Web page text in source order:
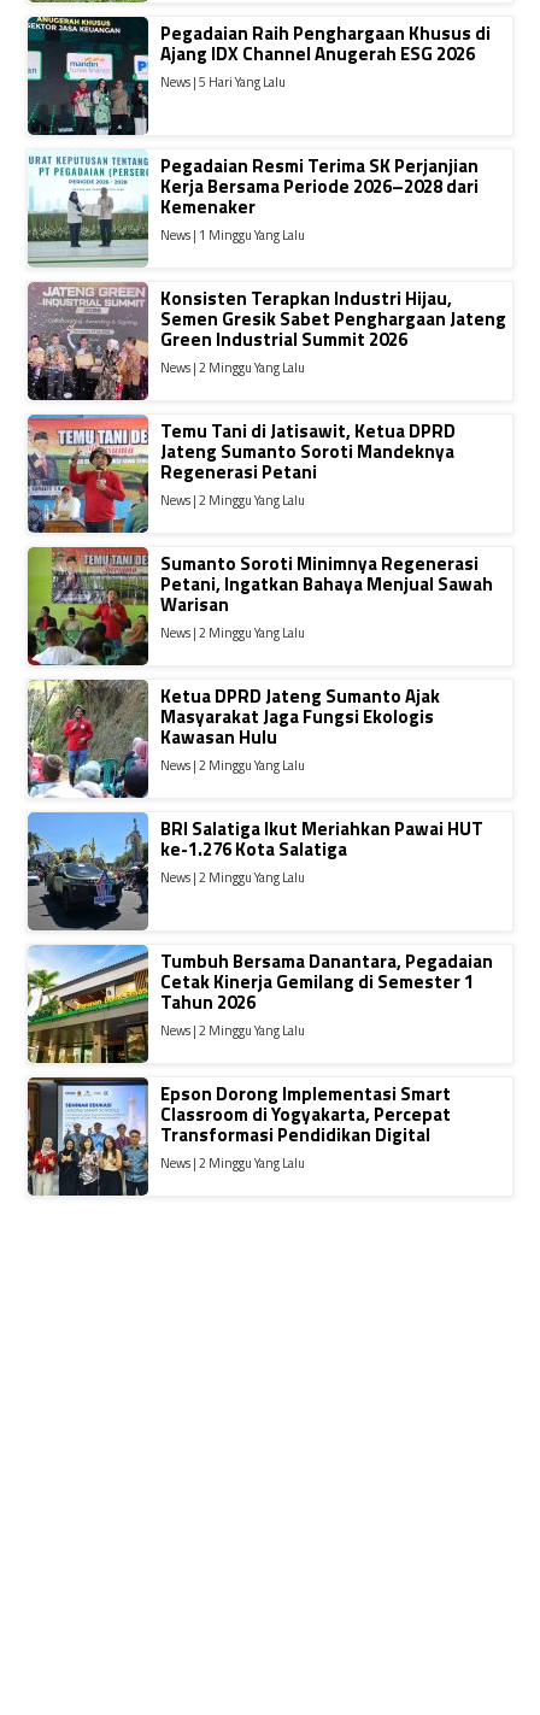
Pegadaian Raih Penghargaan Khusus di
Ajang IDX Channel Anugerah ESG 2026
News | 5 Hari Yang Lalu
Pegadaian Resmi Terima SK Perjanjian
Kerja Bersama Periode 2026–2028 dari
Kemenaker
News | 1 Minggu Yang Lalu
Konsisten Terapkan Industri Hijau,
Semen Gresik Sabet Penghargaan Jateng
Green Industrial Summit 2026
News | 2 Minggu Yang Lalu
Temu Tani di Jatisawit, Ketua DPRD
Jateng Sumanto Soroti Mandeknya
Regenerasi Petani
News | 2 Minggu Yang Lalu
Sumanto Soroti Minimnya Regenerasi
Petani, Ingatkan Bahaya Menjual Sawah
Warisan
News | 2 Minggu Yang Lalu
Ketua DPRD Jateng Sumanto Ajak
Masyarakat Jaga Fungsi Ekologis
Kawasan Hulu
News | 2 Minggu Yang Lalu
BRI Salatiga Ikut Meriahkan Pawai HUT
ke-1.276 Kota Salatiga
News | 2 Minggu Yang Lalu
Tumbuh Bersama Danantara, Pegadaian
Cetak Kinerja Gemilang di Semester 1
Tahun 2026
News | 2 Minggu Yang Lalu
Epson Dorong Implementasi Smart
Classroom di Yogyakarta, Percepat
Transformasi Pendidikan Digital
News | 2 Minggu Yang Lalu